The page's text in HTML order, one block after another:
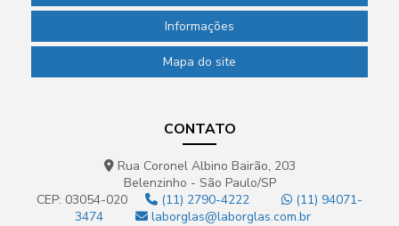
Informações
Mapa do site
CONTATO
Rua Coronel Albino Bairão, 203
Belenzinho - São Paulo/SP
CEP: 03054-020
(11) 2790-4222
(11) 94071-
3474
laborglas@laborglas.com.br